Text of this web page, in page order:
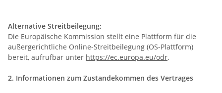
Alternative Streitbeilegung:
Die Europäische Kommission stellt eine Plattform für die
außergerichtliche Online-Streitbeilegung (OS-Plattform)
bereit, aufrufbar unter https://ec.europa.eu/odr.
2. Informationen zum Zustandekommen des Vertrages